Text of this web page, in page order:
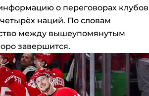
о переговорах
наций. По словам
между вышеупомянутым
завершится.